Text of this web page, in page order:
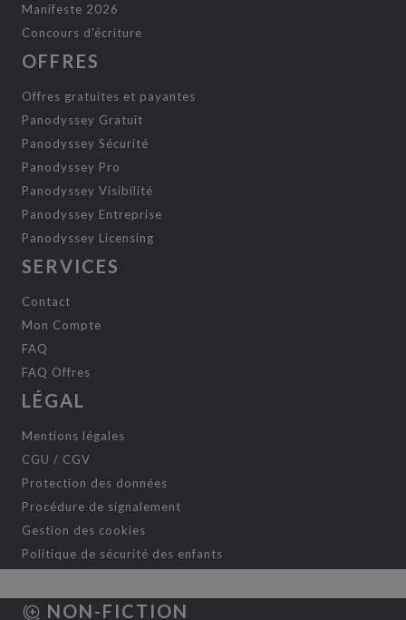
Manifeste 2026
Concours d'écriture
OFFRES
Offres gratuites et payantes
Panodyssey Gratuit
Panodyssey Sécurité
Panodyssey Pro
Panodyssey Visibilité
Panodyssey Entreprise
Panodyssey Licensing
SERVICES
Contact
Mon Compte
FAQ
FAQ Offres
LÉGAL
Mentions légales
CGU / CGV
Protection des données
Procédure de signalement
Gestion des cookies
Politique de sécurité des enfants
NON-FICTION